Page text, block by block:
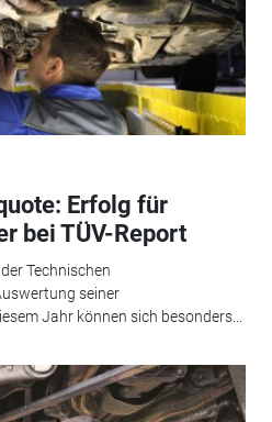
Erfolg für
bei TÜV-Report
Technischen
seiner
Jahr können sich besonders...